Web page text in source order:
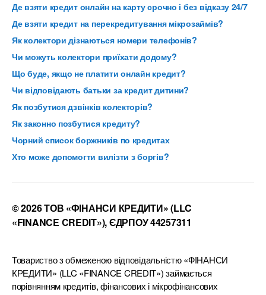
Де взяти кредит онлайн на карту срочно і без відказу 24/7
Де взяти кредит на перекредитування мікрозаймів?
Як колектори дізнаються номери телефонів?
Чи можуть колектори приїхати додому?
Що буде, якщо не платити онлайн кредит?
Чи відповідають батьки за кредит дитини?
Як позбутися дзвінків колекторів?
Як законно позбутися кредиту?
Чорний список боржників по кредитах
Хто може допомогти вилізти з боргів?
© 2026 ТОВ «ФІНАНСИ КРЕДИТИ» (LLC
«FINANCE CREDIT»), ЄДРПОУ 44257311
Товариство з обмеженою відповідальністю «ФІНАНСИ
КРЕДИТИ» (LLC «FINANCE CREDIT») займається
порівнянням кредитів, фінансових і мікрофінансових